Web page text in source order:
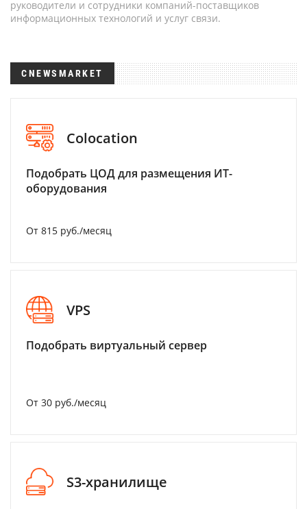
руководители и сотрудники компаний-поставщиков
информационных технологий и услуг связи.
CNEWSMARKET
Colocation
Подобрать ЦОД для размещения ИТ-
оборудования
От 815 руб./месяц
VPS
Подобрать виртуальный сервер
От 30 руб./месяц
S3-хранилище